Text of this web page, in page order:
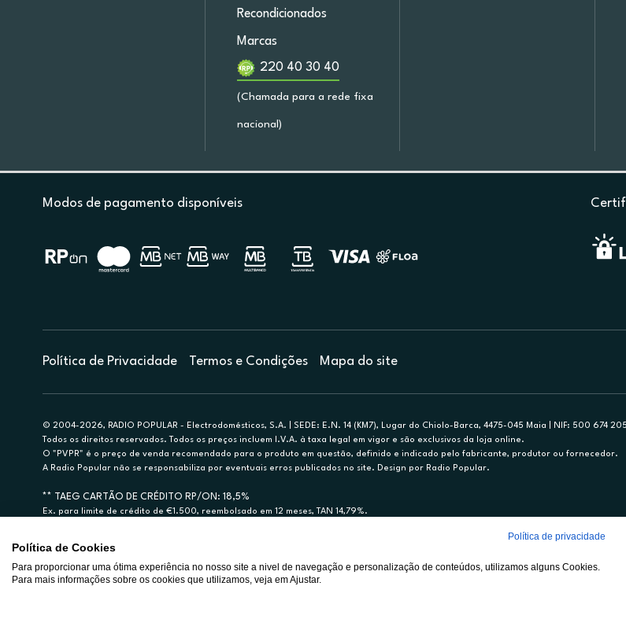
Recondicionados
Marcas
220 40 30 40
(Chamada para a rede fixa
nacional)
Modos de pagamento disponíveis
Política de Privacidade Termos e Condições Mapa do site
© 2004-2026, RADIO POPULAR - Electrodomésticos, S.A. | SEDE: E.N. 14 (KM7), Lugar do Chiolo-Barca, 4475-045 Maia | NIF: 500 674 205
Todos os direitos reservados. Todos os preços incluem I.V.A. à taxa legal em vigor e são exclusivos da loja online.
O "PVPR" é o preço de venda recomendado para o produto em questão, definido e indicado pelo fabricante, produtor ou fornecedor.
A Radio Popular não se responsabiliza por eventuais erros publicados no site. Design por Radio Popular.
** TAEG CARTÃO DE CRÉDITO RP/ON: 18,5%
Ex. para limite de crédito de €1.500, reembolsado em 12 meses, TAN 14,79%.
A Rádio Popular – Eletrodomésticos S.A. (Registo BdP848) atua como intermediário de crédito a título acessório e com exclusividade
Política de privacidade
Política de Cookies
Para proporcionar uma ótima experiência no nosso site a nivel de navegação e personalização de conteúdos, utilizamos alguns Cookies.
Para mais informações sobre os cookies que utilizamos, veja em Ajustar.